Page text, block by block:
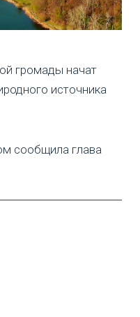
громады начат
источника
сообщила глава